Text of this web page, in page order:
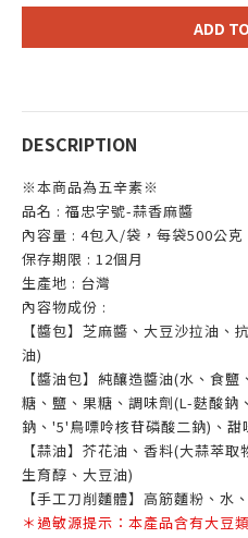
ADD
DESCRIPTION
※本商品為五辛素※
品名 : 福忠字號-蒜香麻醬
內容量 : 4包入/袋，每袋500公克
保存期限 : 12個月
生產地 : 台灣
內容物成份 :
【醬包】芝麻醬、大豆沙拉油、
油)
【醬油包】純釀造醬油(水、食
糖、鹽、果糖、調味劑(L-麩酸鈉
鈉、'5'鳥嘌呤核苷磷酸二鈉)、甜
【蒜油】芥花油、香料(大蒜萃
生育醇、大豆油)
【手工刀削麵體】高筋麵粉、水
＊過敏源提示：本產品含有大豆